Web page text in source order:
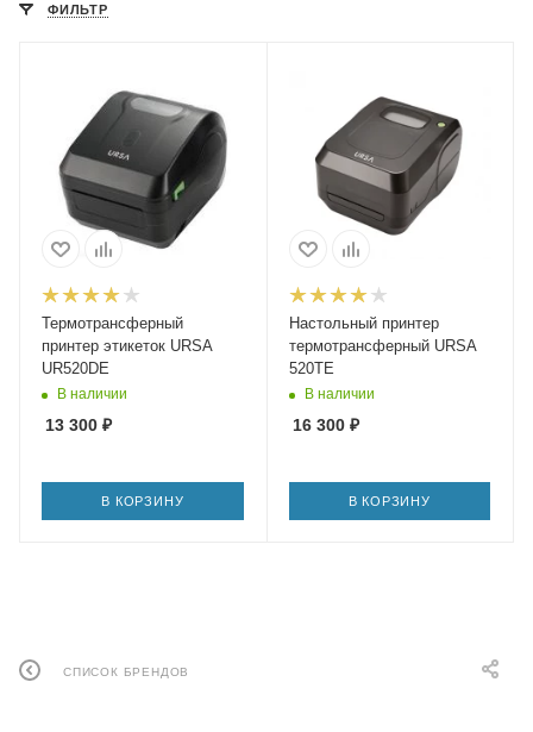
ФИЛЬТР
Термотрансферный
принтер этикеток URSA
UR520DE
В наличии
13 300 ₽
В КОРЗИНУ
Настольный принтер
термотрансферный URSA
520TE
В наличии
16 300₽
В КОРЗИНУ
СПИСОК БРЕНДОВ